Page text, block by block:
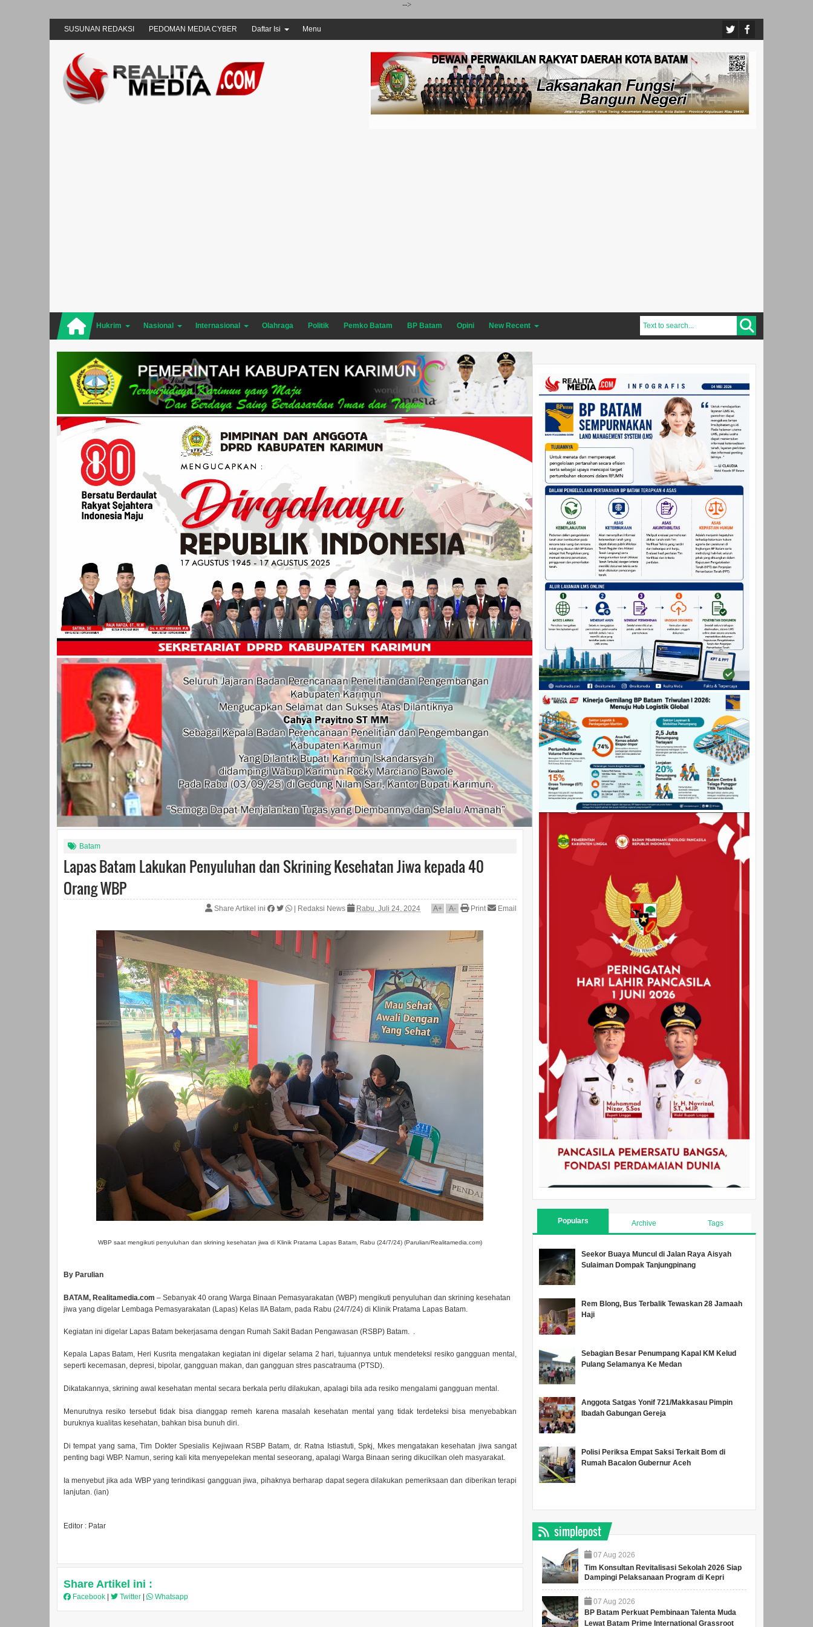
-->
SUSUNAN REDAKSI PEDOMAN MEDIA CYBER Daftar Isi Menu
Hukrim Nasional Internasional Olahraga Politik Pemko Batam BP Batam Opini New Recent
Batam
Lapas Batam Lakukan Penyuluhan dan Skrining Kesehatan Jiwa kepada 40
Orang WBP
Share Artikel ini Redaksi News Rabu, Juli 24, 2024 A+ A- Print Email
WBP saat mengikuti penyuluhan dan skrining kesehatan jiwa di Klinik Pratama Lapas Batam, Rabu (24/7/24) (Parulian/Realitamedia.com)
By Parulian
BATAM, Realitamedia.com – Sebanyak 40 orang Warga Binaan Pemasyarakatan (WBP) mengikuti penyuluhan dan skrining kesehatan
jiwa yang digelar Lembaga Pemasyarakatan (Lapas) Kelas IIA Batam, pada Rabu (24/7/24) di Klinik Pratama Lapas Batam.
Kegiatan ini digelar Lapas Batam bekerjasama dengan Rumah Sakit Badan Pengawasan (RSBP) Batam. .
Kepala Lapas Batam, Heri Kusrita mengatakan kegiatan ini digelar selama 2 hari, tujuannya untuk mendeteksi resiko gangguan mental,
seperti kecemasan, depresi, bipolar, gangguan makan, dan gangguan stres pascatrauma (PTSD).
Dikatakannya, skrining awal kesehatan mental secara berkala perlu dilakukan, apalagi bila ada resiko mengalami gangguan mental.
Menurutnya resiko tersebut tidak bisa dianggap remeh karena masalah kesehatan mental yang tidak terdeteksi bisa menyebabkan
buruknya kualitas kesehatan, bahkan bisa bunuh diri.
Di tempat yang sama, Tim Dokter Spesialis Kejiwaan RSBP Batam, dr. Ratna Istiastuti, Spkj, Mkes mengatakan kesehatan jiwa sangat
penting bagi WBP. Namun, sering kali kita menyepelekan mental seseorang, apalagi Warga Binaan sering dikucilkan oleh masyarakat.
Ia menyebut jika ada WBP yang terindikasi gangguan jiwa, pihaknya berharap dapat segera dilakukan pemeriksaan dan diberikan terapi
lanjutan. (ian)
Editor : Patar
Share Artikel ini :
Facebook Twitter Whatsapp
Populars Archive Tags
Seekor Buaya Muncul di Jalan Raya Aisyah
Sulaiman Dompak Tanjungpinang
Rem Blong, Bus Terbalik Tewaskan 28 Jamaah
Haji
Sebagian Besar Penumpang Kapal KM Kelud
Pulang Selamanya Ke Medan
Anggota Satgas Yonif 721/Makkasau Pimpin
Ibadah Gabungan Gereja
Polisi Periksa Empat Saksi Terkait Bom di
Rumah Bacalon Gubernur Aceh
simplepost
07 Aug 2026
Tim Konsultan Revitalisasi Sekolah 2026 Siap
Dampingi Pelaksanaan Program di Kepri
07 Aug 2026
BP Batam Perkuat Pembinaan Talenta Muda
Lewat Batam Prime International Grassroot